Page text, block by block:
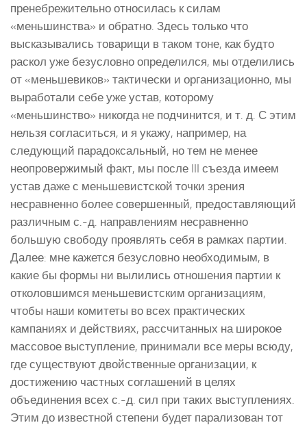
пренебрежительно относилась к силам
«меньшинства» и обратно. Здесь только что
высказывались товарищи в таком тоне, как будто
раскол уже безусловно определился, мы отделились
от «меньшевиков» тактически и организационно, мы
выработали себе уже устав, которому
«меньшинство» никогда не подчинится, и т. д. С этим
нельзя согласиться, и я укажу, например, на
следующий парадоксальный, но тем не менее
неопровержимый факт, мы после III съезда имеем
устав даже с меньшевистской точки зрения
несравненно более совершенный, предоставляющий
различным с.-д. направлениям несравненно
большую свободу проявлять себя в рамках партии.
Далее: мне кажется безусловно необходимым, в
какие бы формы ни вылились отношения партии к
отколовшимся меньшевистским организациям,
чтобы наши комитеты во всех практических
кампаниях и действиях, рассчитанных на широкое
массовое выступление, принимали все меры всюду,
где существуют двойственные организации, к
достижению частных соглашений в целях
объединения всех с.-д. сил при таких выступлениях.
Этим до известной степени будет парализован тот